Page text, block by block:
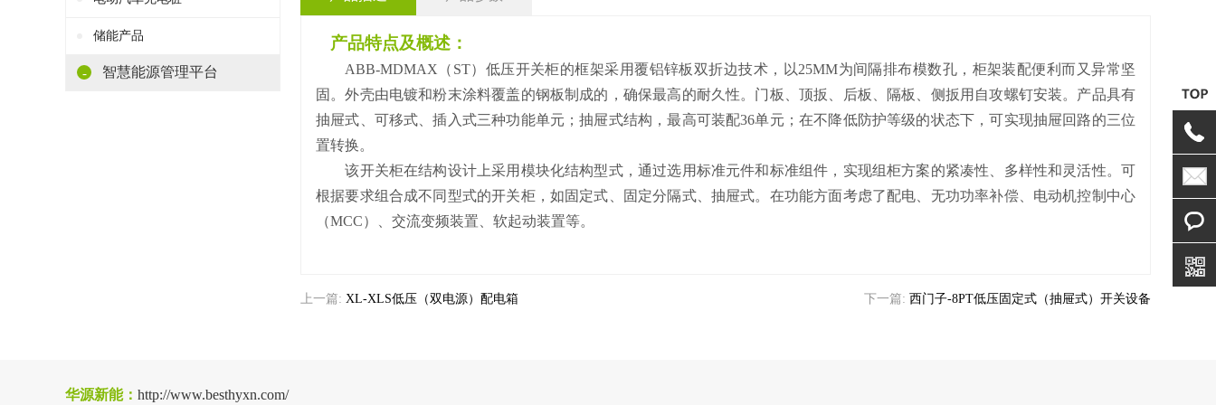
储能产品
- 智慧能源管理平台
产品特点及概述：
ABB-MDMAX（ST）低压开关柜的框架采用覆铝锌板双折边技术，以25MM为间隔排布模数孔，柜架装配便利而又异常坚
固。外壳由电镀和粉末涂料覆盖的钢板制成的，确保最高的耐久性。门板、顶扳、后板、隔板、侧扳用自攻螺钉安装。产品具有
抽屉式、可移式、插入式三种功能单元；抽屉式结构，最高可装配36单元；在不降低防护等级的状态下，可实现抽屉回路的三位
置转换。
该开关柜在结构设计上采用模块化结构型式，通过选用标准元件和标准组件，实现组柜方案的紧凑性、多样性和灵活性。可
根据要求组合成不同型式的开关柜，如固定式、固定分隔式、抽屉式。在功能方面考虑了配电、无功功率补偿、电动机控制中心
（MCC）、交流变频装置、软起动装置等。
上一篇: XL-XLS低压（双电源）配电箱 下一篇: 西门子-8PT低压固定式（抽屉式）开关设备
华源新能： http://www.besthyxn.com/